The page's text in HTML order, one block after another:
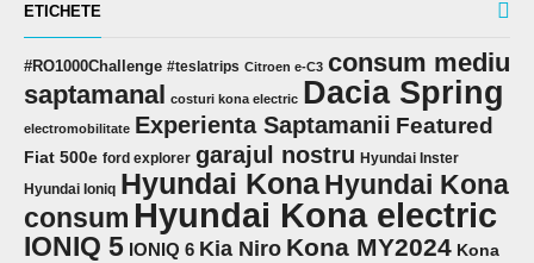
ETICHETE
#RO1000Challenge #teslatrips Citroen e-C3 consum mediu
saptamanal costuri kona electric Dacia Spring
electromobilitate Experienta Saptamanii Featured
Fiat 500e ford explorer garajul nostru Hyundai Inster
Hyundai Ioniq Hyundai KonaHyundai Kona
consum Hyundai Kona electric
IONIQ 5 IONIQ 6 Kia Niro Kona MY2024 Kona